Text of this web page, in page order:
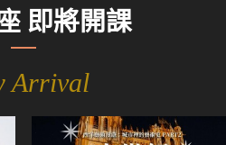
即將開課
Arrival